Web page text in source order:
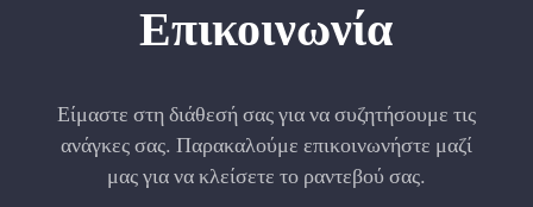
Επικοινωνία
Είμαστε στη διάθεσή σας για να συζητήσουμε τις
ανάγκες σας. Παρακαλούμε επικοινωνήστε μαζί
μας για να κλείσετε το ραντεβού σας.